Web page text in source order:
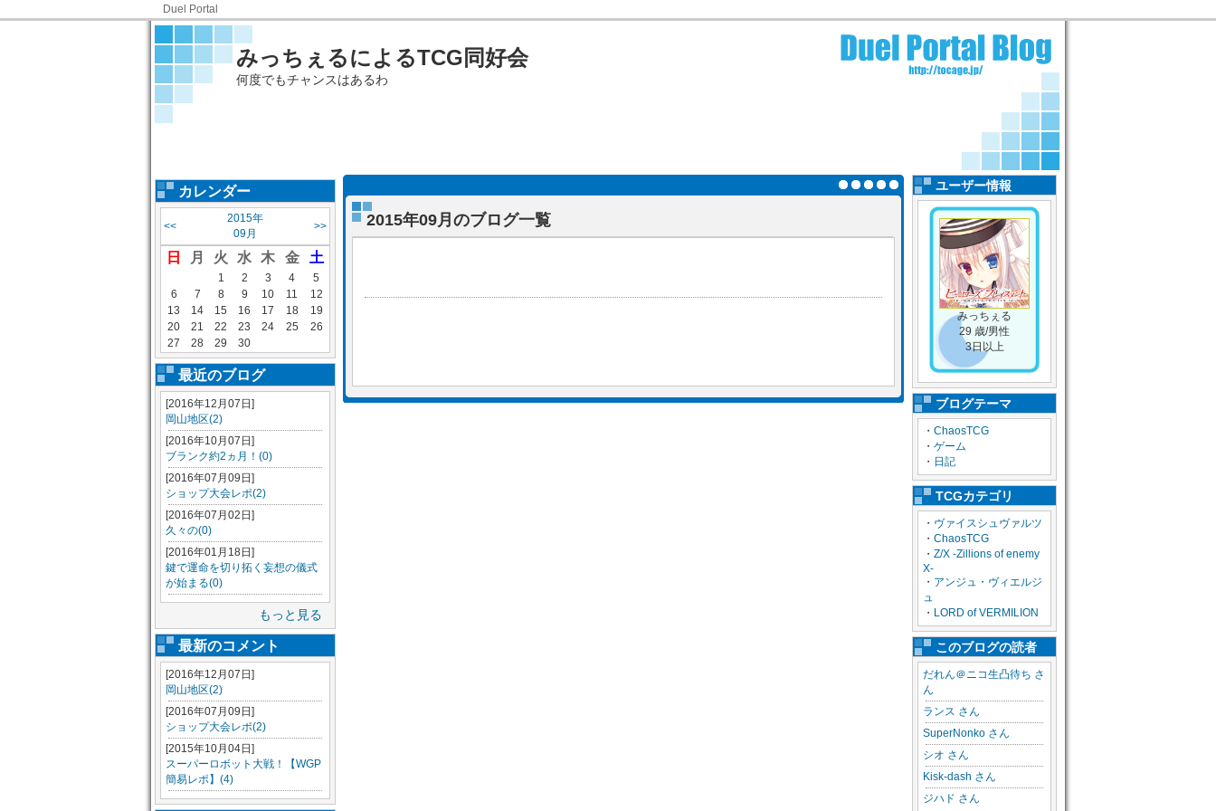
Duel Portal
みっちぇるによるTCG同好会
何度でもチャンスはあるわ
カレンダー
<<
2015年
09月
>>
日 月 火 水 木 金 土
1 2 3 4
5
6
7 8 9 10 11
12
13
14 15 16 17 18
19
20
21 22 23 24 25
26
27
28 29 30
最近のブログ
[2016年12月07日]
岡山地区(2)
[2016年10月07日]
ブランク約2ヵ月！(0)
[2016年07月09日]
ショップ大会レポ(2)
[2016年07月02日]
久々の(0)
[2016年01月18日]
鍵で運命を切り拓く妄想の儀式
が始まる(0)
もっと見る
最新のコメント
[2016年12月07日]
岡山地区(2)
[2016年07月09日]
ショップ大会レポ(2)
[2015年10月04日]
スーパーロボット大戦！【WGP
簡易レポ】(4)
ユーザー情報
みっちぇる
29 歳/男性
3日以上
ブログテーマ
・ ChaosTCG
・ ゲーム
・ 日記
TCGカテゴリ
・ ヴァイスシュヴァルツ
・ ChaosTCG
・ Z/X -Zillions of enemy
X-
・ アンジュ・ヴィエルジ
ュ
・ LORD of VERMILION
このブログの読者
だれん＠ニコ生凸待ち さ
ん
ランス さん
SuperNonko さん
シオ さん
Kisk-dash さん
ジハド さん
2015年09月のブログ一覧